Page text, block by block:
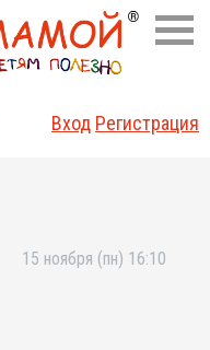
Вход Регистрация
15 ноября (пн) 16:10